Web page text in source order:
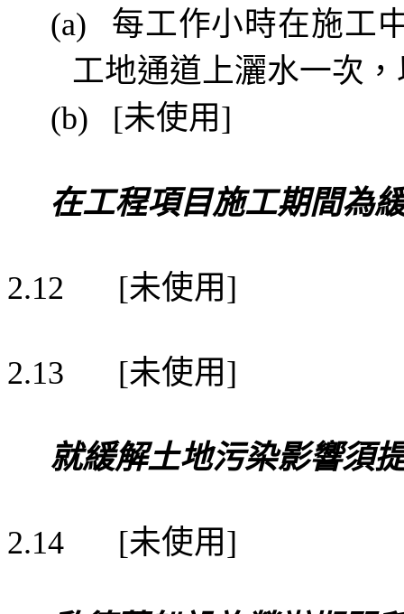
(a)
每工作小時在施工
工地通道上灑水一次
(b) [未使用]
在工程項目施工期間為
2.12 [未使用]
2.13 [未使用]
就緩解土地污染影響須
2.14 [未使用]